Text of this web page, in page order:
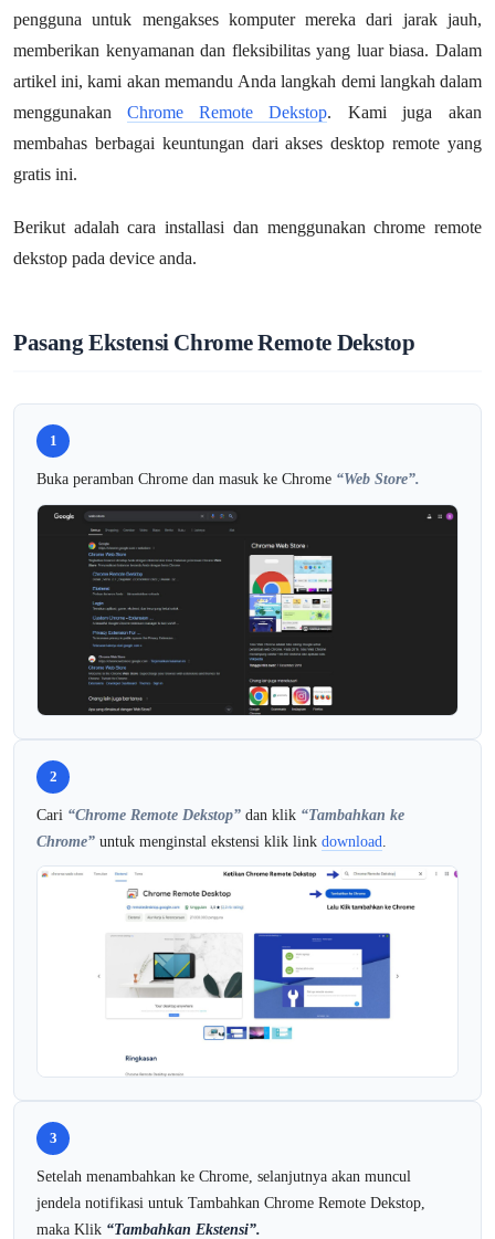
pengguna untuk mengakses komputer mereka dari jarak jauh,
memberikan kenyamanan dan fleksibilitas yang luar biasa. Dalam
artikel ini, kami akan memandu Anda langkah demi langkah dalam
menggunakan Chrome Remote Dekstop. Kami juga akan
membahas berbagai keuntungan dari akses desktop remote yang
gratis ini.
Berikut adalah cara installasi dan menggunakan chrome remote
dekstop pada device anda.
Pasang Ekstensi Chrome Remote Dekstop
1
Buka peramban Chrome dan masuk ke Chrome “Web Store”.
2
Cari “Chrome Remote Dekstop” dan klik “Tambahkan ke
Chrome” untuk menginstal ekstensi klik link download
3
Setelah menambahkan ke Chrome, selanjutnya akan muncul
jendela notifikasi untuk Tambahkan Chrome Remote Dekstop,
maka Klik “Tambahkan Ekstensi”.